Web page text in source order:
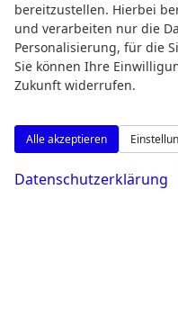
bereitzustellen. Hierbei
und verarbeiten nur die
Personalisierung, für die
Sie können Ihre
Zukunft widerrufen.
Alle akzeptieren
Datenschutzerklärung